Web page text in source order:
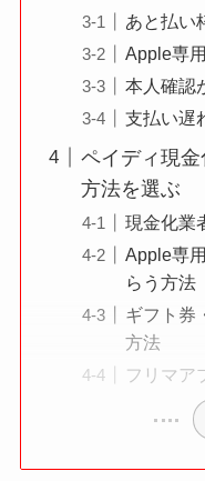
あと払い
Apple専
本人確認
支払い遅
ペイディ現
方法を選ぶ
現金化業
Apple専
らう方法
ギフト券
方法
フリマア